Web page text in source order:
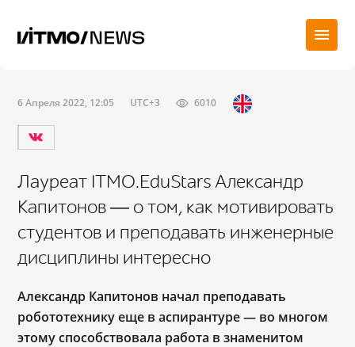
6 Апреля 2022, 12:05 UTC+3 6010
Лауреат ITMO.EduStars Александр
Капитонов ― о том, как мотивировать
студентов и преподавать инженерные
дисциплины интересно
Александр Капитонов начал преподавать
робототехнику еще в аспирантуре ― во многом
этому способствовала работа в знаменитом